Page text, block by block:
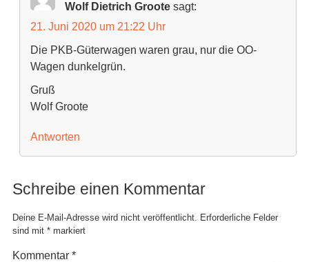
Wolf Dietrich Groote sagt:
21. Juni 2020 um 21:22 Uhr
Die PKB-Güterwagen waren grau, nur die OO-
Wagen dunkelgrün.
Gruß
Wolf Groote
Antworten
Schreibe einen Kommentar
Deine E-Mail-Adresse wird nicht veröffentlicht. Erforderliche Felder
sind mit *markiert
Kommentar *